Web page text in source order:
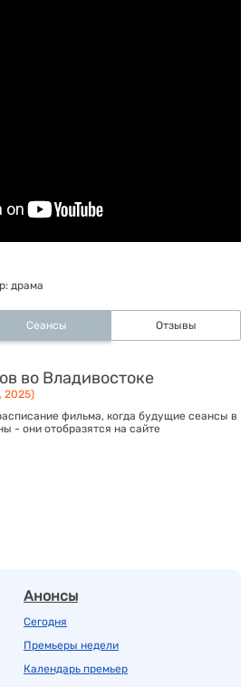
драма
Сеансы Отзывы
во Владивостоке
2025)
фильма, когда будущие сеансы в
- они отобразятся на сайте
Анонсы
Сегодня
Премьеры недели
Календарь премьер